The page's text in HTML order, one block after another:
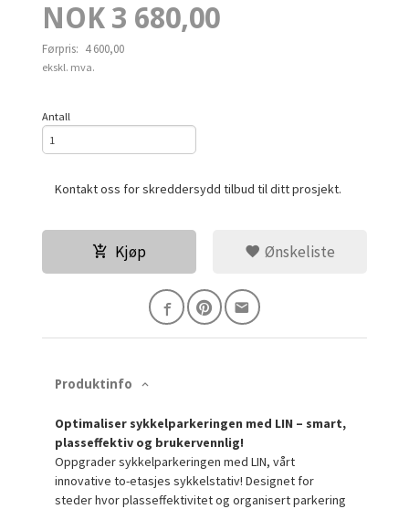
Tilbud
NOK 3 680,00
Førpris: 4 600,00
Rabatt
ekskl. mva.
Antall
Kontakt oss for skreddersydd tilbud til ditt prosjekt.
Kjøp Ønskeliste
Produktinfo
Optimaliser sykkelparkeringen med LIN – smart,
plasseffektiv og brukervennlig!
Oppgrader sykkelparkeringen med LIN, vårt
innovative to-etasjes sykkelstativ! Designet for
steder hvor plasseffektivitet og organisert parkering